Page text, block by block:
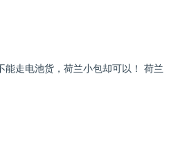
能走电池货，荷兰小包却可以！ 荷兰